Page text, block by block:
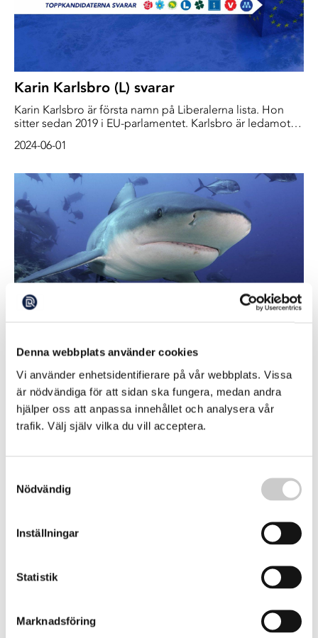
Denna webbplats använder cookies
Vi använder enhetsidentifierare på vår webbplats. Vissa
är nödvändiga för att sidan ska fungera, medan andra
hjälper oss att anpassa innehållet och analysera vår
trafik. Välj själv vilka du vill acceptera.
Nödvändig
Inställningar
Statistik
Marknadsföring
Karin Karlsbro (L) svarar
Karin Karlsbro är första namn på Liberalerna lista. Hon
sitter sedan 2019 i EU-parlamentet. Karlsbro är ledamot i
miljöutskottet (ENVI).
2024-06-01
Den aggressiva tjurhajen har ökat kraftigt i ett
kustområde i USA. Forskare kopplar det till stigande
vattentemperaturer – och förutspår fler interaktioner
mellan haj och människa när planeten värms upp.
2024-03-19
KRÖNIKA: Skjut sälen – eller stoppa
Jag är numera förbjuden att pilka torsk och gäddan har
försvunnit från min vik. Jag letar efter syndabockar. Vem